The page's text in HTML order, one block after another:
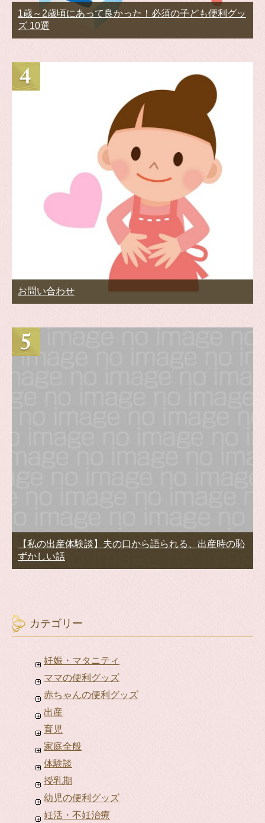
1歳～2歳頃にあって良かった！必須の子ども便利グッ
ズ 10選
お問い合わせ
【私の出産体験談】夫の口から語られる、出産時の恥
ずかしい話
カテゴリー
妊娠・マタニティ
ママの便利グッズ
赤ちゃんの便利グッズ
出産
育児
家庭全般
体験談
授乳期
幼児の便利グッズ
妊活・不妊治療